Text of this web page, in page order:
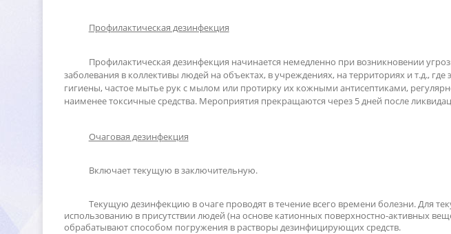
Профилактическая дезинфекция
Профилактическая дезинфекция начинается немедленно при возникновении
заболевания в коллективы людей на объектах, в учреждениях, на территориях и т.д.,
игиены, частое мытье рук с мылом или протирку их кожными антисептиками,
наименее токсичные средства. Мероприятия прекращаются через 5 дней после
Очаговая дезинфекция
ключает текущую в заключительную.
Текущую дезинфекцию в очаге проводят в течение всего времени болезни. Для
использованию в присутствии людей (на основе катионных поверхностно-активных
обрабатывают способом погружения в растворы дезинфицирующих средств.